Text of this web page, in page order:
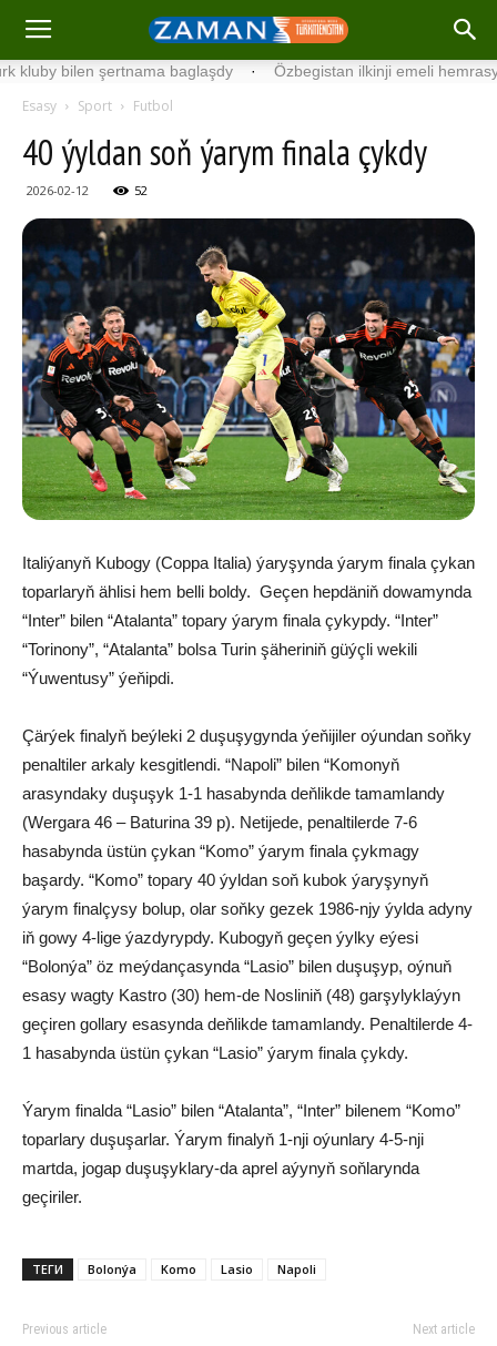
bilen şertnama baglaşdy · Özbegistan ilkinji emeli hemrasyny
Esasy Sport Futbol
40 ýyldan soň ýarym finala çykdy
2026-02-12 52
Italiýanyň Kubogy (Coppa Italia) ýaryşynda ýarym finala çykan
toparlaryň ählisi hem belli boldy. Geçen hepdäniň dowamynda
“Inter” bilen “Atalanta” topary ýarym finala çykypdy. “Inter”
“Torinony”, “Atalanta” bolsa Turin şäheriniň güýçli wekili
“Ýuwentusy” ýeňipdi.
Çärýek finalyň beýleki 2 duşuşygynda ýeňijiler oýundan soňky
penaltiler arkaly kesgitlendi. “Napoli” bilen “Komonyň
arasyndaky duşuşyk 1-1 hasabynda deňlikde tamamlandy
(Wergara 46 – Baturina 39 p). Netijede, penaltilerde 7-6
hasabynda üstün çykan “Komo” ýarym finala çykmagy
başardy. “Komo” topary 40 ýyldan soň kubok ýaryşynyň
ýarym finalçysy bolup, olar soňky gezek 1986-njy ýylda adyny
iň gowy 4-lige ýazdyrypdy. Kubogyň geçen ýylky eýesi
“Bolonýa” öz meýdançasynda “Lasio” bilen duşuşyp, oýnuň
esasy wagty Kastro (30) hem-de Nosliniň (48) garşylyklaýyn
geçiren gollary esasynda deňlikde tamamlandy. Penaltilerde 4-
1 hasabynda üstün çykan “Lasio” ýarym finala çykdy.
Ýarym finalda “Lasio” bilen “Atalanta”, “Inter” bilenem “Komo”
toparlary duşuşarlar. Ýarym finalyň 1-nji oýunlary 4-5-nji
martda, jogap duşuşyklary-da aprel aýynyň soňlarynda
geçiriler.
ТЕГИ Bolonýa Komo Lasio Napoli
Previous article Next article